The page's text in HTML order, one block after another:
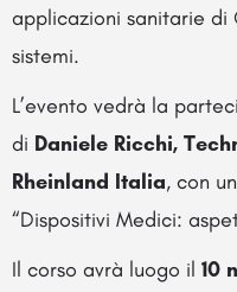
applicazioni sanitarie di
sistemi.
L’evento vedrà la
di Daniele Ricchi,
Rheinland Italia, con
“Dispositivi Medici:
Il corso avrà luogo il 10